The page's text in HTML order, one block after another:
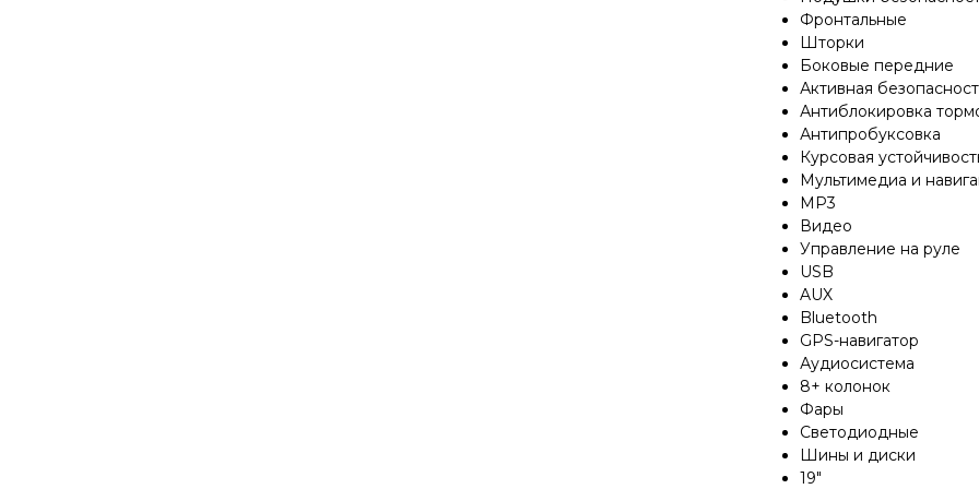
Фронтальные
Шторки
Боковые передние
Активная
Антиблокировка
Антипробуксовка
Курсовая
Мультимедиа и
MP3
Видео
Управление на руле
USB
AUX
Bluetooth
GPS-навигатор
Аудиосистема
8+ колонок
Фары
Светодиодные
Шины и диски
19"